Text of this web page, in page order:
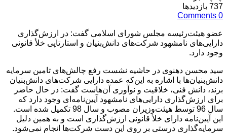
737 بازدیدها
0
Comments
عضو هیئت‌رئیسه مجلس شورای اسلامی گفت: در ارزش‌گذاری
دارایی‌های نامشهود شرکت‌های دانش‌بنیان و استارتاپی خلأ قانونی
وجود دارد.
سید محسن دهنوی در حاشیه نشست رفع چالش‌های تامین سرمایه
دانش‌بنیان‌ها با اشاره به این‌که عمده دارایی شرکت‌های دانش‌بنیان
برند، دانش فنی، خلاقیت و نوآوری آن‌هاست گفت: در حال حاضر
برای ارزش‌گذاری دارایی‌های نامشهود آیین‌نامه‌ای وجود دارد که
سال 96 توسط هیئت‌وزیران مصوب و سال 98 تکمیل شده است.
این آیین‌نامه دارای خلأ قانونی ارزش‌گذاری است و به همین دلیل
سرمایه‌گذاری درستی بر روی این دست شرکت‌ها انجام نمی‌شود.